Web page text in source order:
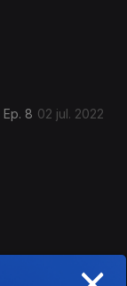
Ep. 8 02 jul. 2022
25 jun. 2022